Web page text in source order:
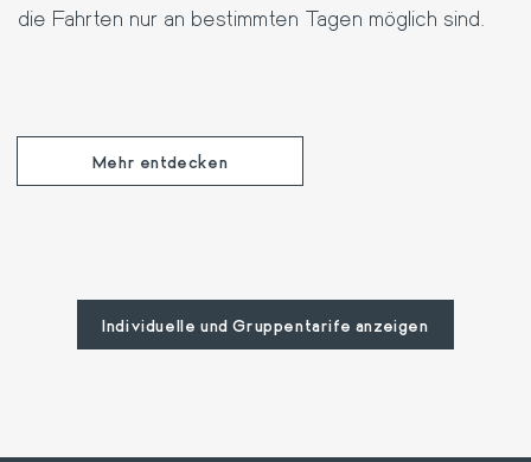
die Fahrten nur an bestimmten Tagen möglich sind.
Mehr entdecken
Individuelle und Gruppentarife anzeigen